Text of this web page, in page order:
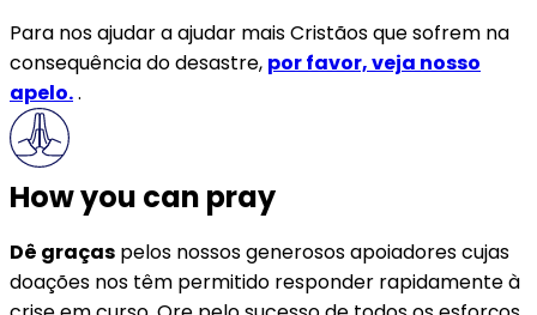
Para nos ajudar a ajudar mais Cristãos que sofrem na
consequência do desastre, por favor, veja nosso
apelo..
How you can pray
Dê graças pelos nossos generosos apoiadores cujas
doações nos têm permitido responder rapidamente à